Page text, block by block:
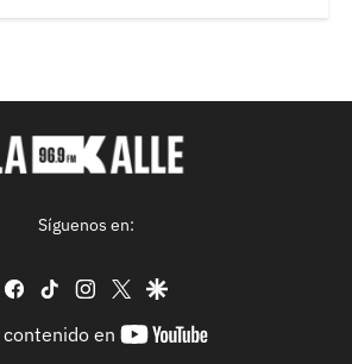
Síguenos en:
facebook
tiktok instagram
twittergoogle
contenido en
youtube-